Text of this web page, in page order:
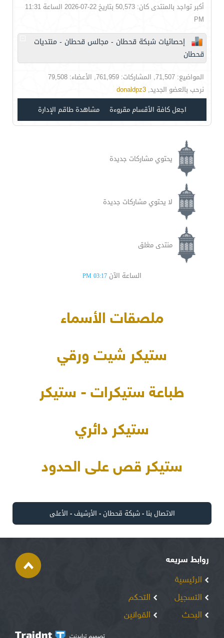
أكبر تواجد بالمنتدى كان: 50,573 بتاريخ 22-07-2026 الساعة 11:31
PM
إحصائيات شبكة قحطان - مجالس قحطان - منتديات
قحطان
المواضيع: 71,507, المشاركات: 761,959, الأعضاء: 79,508
نرحب بالعضو الجديد, donaldpz3
اجعل كافة الأقسام مقروءة
مشاهدة طاقم الإدارة
يحتوي مشاركات جديدة
لا يحتوي مشاركات جديدة
منتدى مغلق
الساعة الآن 03:17 PM
ملصقات الأسماء
ستيكر شيت ورقي
طباعة ستيكرات - ستيكر
ستيكر دائري
ستيكر قص على الحدود
الاتصال بنا -شبكة قحطان- الأرشيف- الأعلى
روابط سريعه
الرئيسية
التسجيل
البحث
التحكم
القوانين